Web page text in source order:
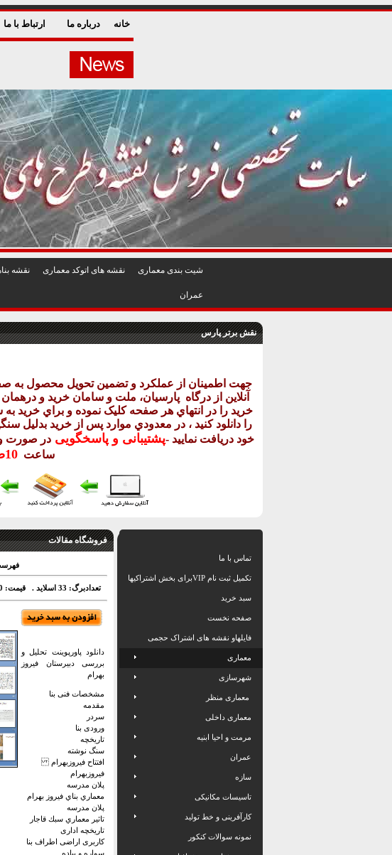
خانه درباره ما ارتباط با ما
شيت بندی معماری نقشه های اتوکد معماری نقشه
عمران
نقش برتر پارس
جهت اطمينان از عملکرد و تضمين تحويل محصول به
آنلاين از درگاه پارسيان، ملت و سامان خريد و درهمان
خريد را در انتهاي هر صفحه کليک نموده و براي خريد
را دانلود کنيد ، در معدودي موارد پس از خريد بدليل
خود دريافت نماييد -پشتيبانی و پاسخگويی در صورت
ساعت 10
فروشگاه مقالات
تعدادبرگ: 33 اسلاید . قیمت: 36000 تومان
دانلود پاورپوینت تحلیل و
بررسی دبیرستان فیروز
بهرام
مشخصات فنی بنا
مقدمه
سردر
ورودی بنا
تاریخچه
سنگ نوشته
افتتاح فيروزبهرام
فيروزبهرام
پلان مدرسه
معماري بناي فيروز بهرام
پلان مدرسه
تاثير معماري سبك قاجار
تاریخچه اداری
کاربری اراضی اطراف بنا
سواره و پیاده
تماس با ما
تکمیل ثبت نام VIPبرای بخش اشتراکیها
سبد خرید
صفحه نخست
فایلهاو نقشه های اشتراک حجمی
معماری
شهرسازی
معماری منظر
معماری داخلی
مرمت و احیا ابنیه
عمران
سازه
تاسیسات مکانیکی
کارآفرینی و خط تولید
نمونه سوالات کنکور